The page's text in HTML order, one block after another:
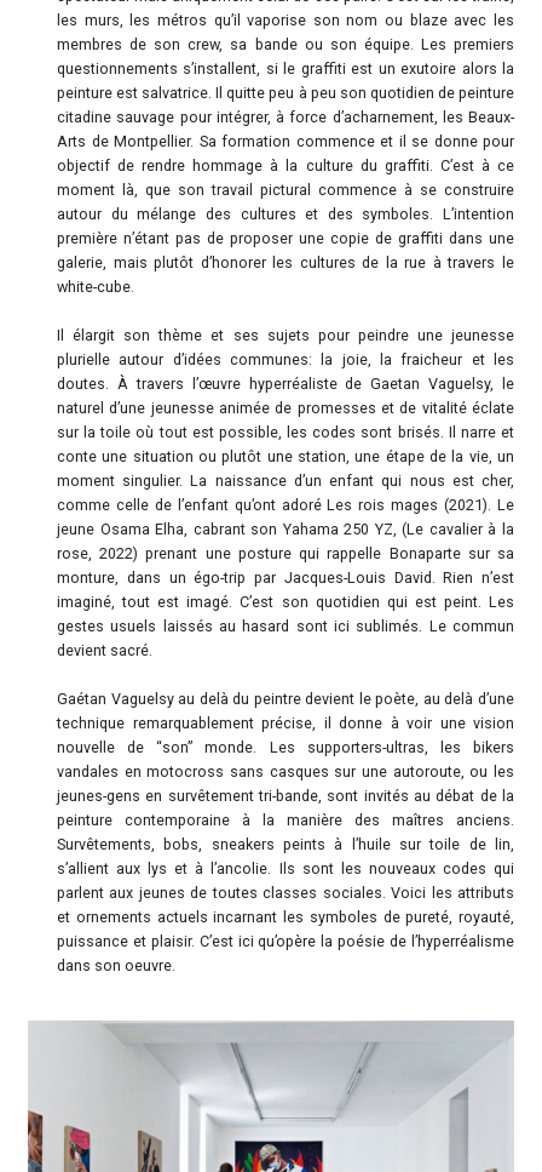
les murs, les métros qu’il vaporise son nom ou blaze avec les
membres de son crew, sa bande ou son équipe. Les premiers
questionnements s’installent, si le graffiti est un exutoire alors la
peinture est salvatrice. Il quitte peu à peu son quotidien de peinture
citadine sauvage pour intégrer, à force d’acharnement, les Beaux-
Arts de Montpellier. Sa formation commence et il se donne pour
objectif de rendre hommage à la culture du graffiti. C’est à ce
moment là, que son travail pictural commence à se construire
autour du mélange des cultures et des symboles. L’intention
première n’étant pas de proposer une copie de graffiti dans une
galerie, mais plutôt d’honorer les cultures de la rue à travers le
white-cube.
Il élargit son thème et ses sujets pour peindre une jeunesse
plurielle autour d’idées communes: la joie, la fraicheur et les
doutes. À travers l’œuvre hyperréaliste de Gaetan Vaguelsy, le
naturel d’une jeunesse animée de promesses et de vitalité éclate
sur la toile où tout est possible, les codes sont brisés. Il narre et
conte une situation ou plutôt une station, une étape de la vie, un
moment singulier. La naissance d’un enfant qui nous est cher,
comme celle de l’enfant qu’ont adoré Les rois mages (2021). Le
jeune Osama Elha, cabrant son Yahama 250 YZ, (Le cavalier à la
rose, 2022) prenant une posture qui rappelle Bonaparte sur sa
monture, dans un égo-trip par Jacques-Louis David. Rien n’est
imaginé, tout est imagé. C’est son quotidien qui est peint. Les
gestes usuels laissés au hasard sont ici sublimés. Le commun
devient sacré.
Gaétan Vaguelsy au delà du peintre devient le poète, au delà d’une
technique remarquablement précise, il donne à voir une vision
nouvelle de “son” monde. Les supporters-ultras, les bikers
vandales en motocross sans casques sur une autoroute, ou les
jeunes-gens en survêtement tri-bande, sont invités au débat de la
peinture contemporaine à la manière des maîtres anciens.
Survêtements, bobs, sneakers peints à l’huile sur toile de lin,
s’allient aux lys et à l’ancolie. Ils sont les nouveaux codes qui
parlent aux jeunes de toutes classes sociales. Voici les attributs
et ornements actuels incarnant les symboles de pureté, royauté,
puissance et plaisir. C’est ici qu’opère la poésie de l’hyperréalisme
dans son oeuvre.